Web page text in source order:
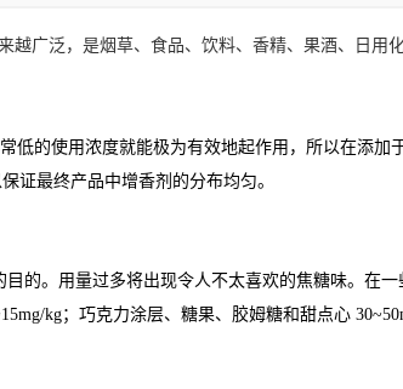
越广泛，是烟草、食品、饮料、香精、果酒、日用
的使用浓度就能极为有效地起作用，所以在添加
证最终产品中增香剂的分布均匀。
的。用量过多将出现令人不太喜欢的焦糖味。在
kg；巧克力涂层、糖果、胶姆糖和甜点心